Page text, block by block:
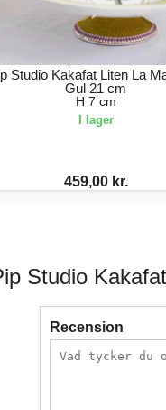
Studio Kakafat Liten La
Gul 21 cm
H 7 cm
I lager
459,00 kr.
Studio
Recension